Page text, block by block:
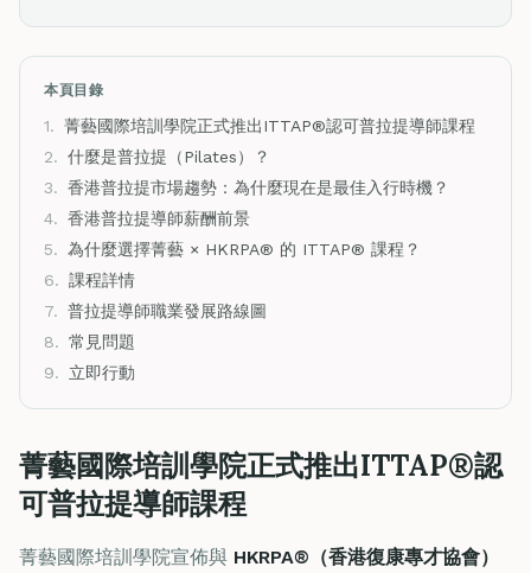
本頁目錄
1. 菁藝國際培訓學院正式推出ITTAP®認可普拉提導師課程
2. 什麼是普拉提（Pilates）？
3. 香港普拉提市場趨勢：為什麼現在是最佳入行時機？
4. 香港普拉提導師薪酬前景
5. 為什麼選擇菁藝 × HKRPA® 的 ITTAP® 課程？
6. 課程詳情
7. 普拉提導師職業發展路線圖
8. 常見問題
9.
立即行動
菁藝國際培訓學院正式推出ITTAP®認
可普拉提導師課程
菁藝國際培訓學院宣佈與 HKRPA®（香港復康專才協會）